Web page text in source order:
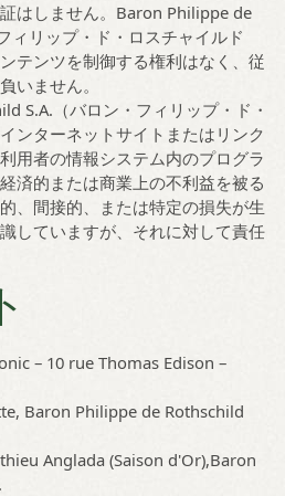
はしません。Baron Philippe de
ィリップ・ド・ロスチャイルド
テンツを制御する権利はなく、従
いません。
S.A.（バロン・フィリップ・ド・
ンターネットサイトまたはリンク
用者の情報システム内のプログラ
済的または商業上の不利益を被る
、間接的、または特定の損失が生
していますが、それに対して責任
– 10 rue Thomas Edison –
Baron Philippe de Rothschild
Anglada (Saison d'Or),Baron